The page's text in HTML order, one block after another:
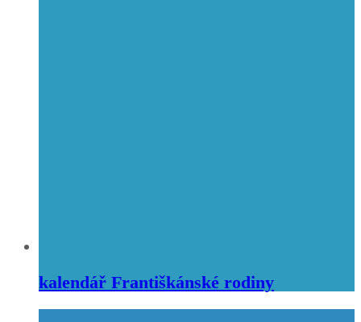
kalendář Františkánské rodiny